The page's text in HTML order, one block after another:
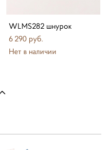
WLMS282 шнурок
6 290 pуб.
Нет в наличии